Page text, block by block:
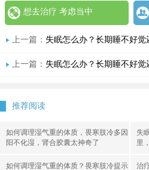
想去治疗 考虑当中
上一篇： 失眠怎么办？长期睡不好觉还腰膝
上一篇： 失眠怎么办？长期睡不好觉还腰膝
推荐阅读
如何调理湿气重的体质，畏寒肢冷多因
阳不化湿，肾合胶囊太神奇了
失
里
如何调理湿气重的体质？畏寒肢冷提示 治